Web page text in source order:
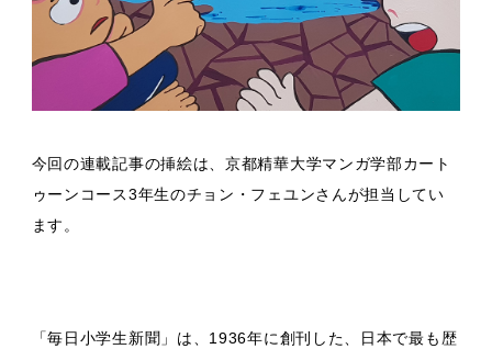
今回の連載記事の挿絵は、京都精華大学マンガ学部カート
ゥーンコース3年生のチョン・フェユンさんが担当してい
ます。
「毎日小学生新聞」は、1936年に創刊した、日本で最も歴